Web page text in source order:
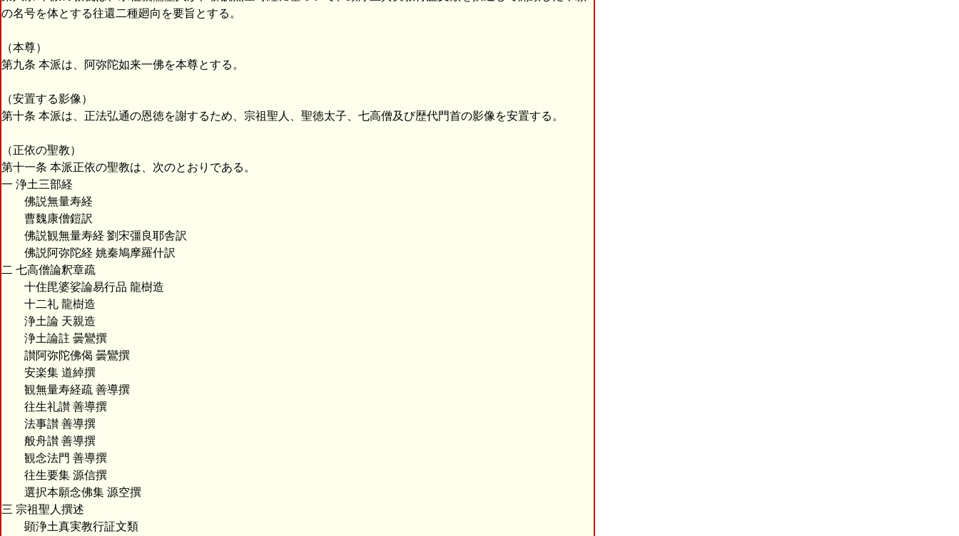
の名号を体とする往還二種廻向を要旨とする。
（本尊）
第九条 本派は、阿弥陀如来一佛を本尊とする。
（安置する影像）
第十条 本派は、正法弘通の恩徳を謝するため、宗祖聖人、聖徳太子、七高僧及び歴代門首の影像を安置する。
（正依の聖教）
第十一条 本派正依の聖教は、次のとおりである。
一 浄土三部経
佛説無量寿経
曹魏康僧鎧訳
佛説観無量寿経 劉宋彊良耶舎訳
佛説阿弥陀経 姚秦鳩摩羅什訳
二 七高僧論釈章疏
十住毘婆娑論易行品 龍樹造
十二礼 龍樹造
浄土論 天親造
浄土論註 曇鸞撰
讃阿弥陀佛偈 曇鸞撰
安楽集 道綽撰
観無量寿経疏 善導撰
往生礼讃 善導撰
法事讃 善導撰
般舟讃 善導撰
観念法門 善導撰
往生要集 源信撰
選択本願念佛集 源空撰
三 宗祖聖人撰述
顕浄土真実教行証文類